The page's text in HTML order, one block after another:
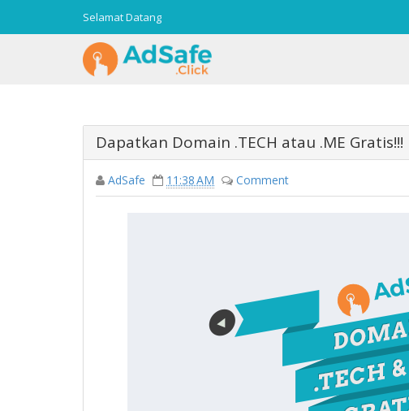
Selamat Datang
Dapatkan Domain .TECH atau .ME Gratis!!!
AdSafe 11:38 AM Comment